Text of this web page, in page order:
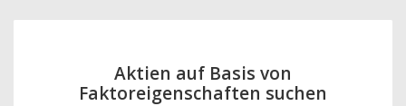
Aktien auf Basis von
Faktoreigenschaften suchen